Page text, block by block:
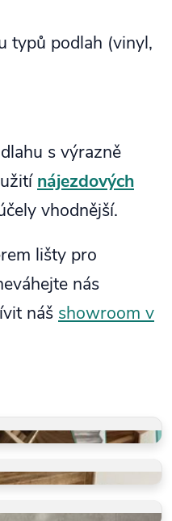
typů podlah (vinyl,
s výrazně
nájezdových
vhodnější.
lišty pro
nás
náš showroom v